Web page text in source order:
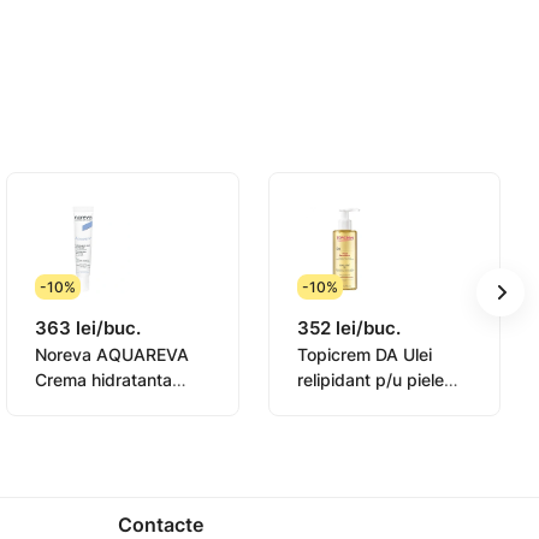
Fortifică bariera cutanată.
liberi.
-10%
363 lei/buc.
Noreva AQUAREVA
Crema hidratanta
-10%
352 lei/buc.
Topicrem DA Ulei
relipidant p/u piele
Contacte